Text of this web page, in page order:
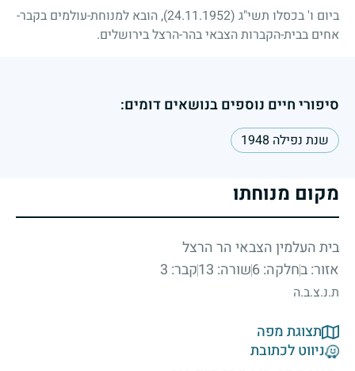
ביום ו' בכסלו תשי"ג (24.11.1952)
, הובא למנוחת-עולמים בקבר-
אחים בבית-הקברות הצבאי בהר-הרצל בירושלים.
סיפורי חיים נוספים בנושאים דומים:
שנת נפילה 1948
מקום מנוחתו
בית העלמין הצבאי הר הרצל
אזור: בחלקה: 6 שורה: 13 קבר: 3
ת.נ.צ.ב.ה
תצוגת מפה
ניווט לכתובת